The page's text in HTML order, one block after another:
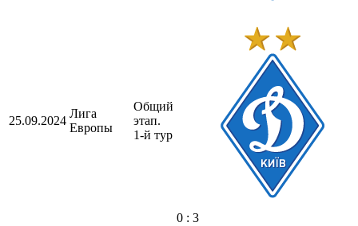
25.09.2024
Лига
Европы
Общий
этап.
1-й тур
0 : 3